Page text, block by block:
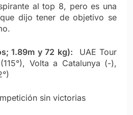
al top 8, pero es una
dijo tener de objetivo se
1.89m y 72 kg): UAE Tour
Volta a Catalunya (-),
sin victorias